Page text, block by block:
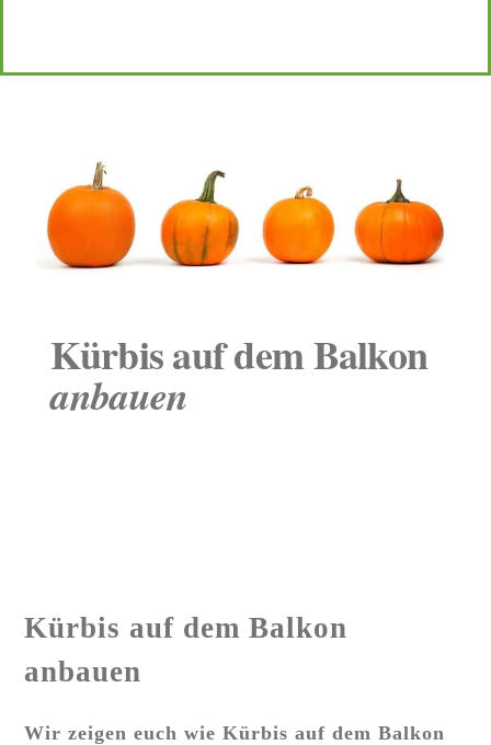
Kürbis auf dem Balkon
anbauen
Kürbis auf dem Balkon
anbauen
Wir zeigen euch wie Kürbis auf dem Balkon